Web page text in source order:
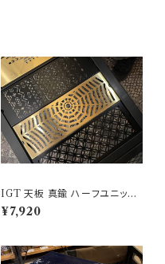
IGT 天板 真鍮 ハーフユニット
【 スパイダー 】アイアングリルテ
ーブル Snow Peak スノーピー
¥7,920